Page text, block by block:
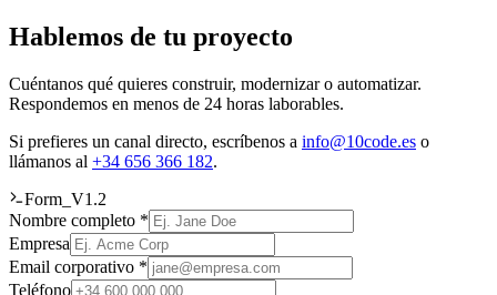
Hablemos de tu proyecto
Cuéntanos qué quieres construir, modernizar o automatizar.
Respondemos en menos de 24 horas laborables.
Si prefieres un canal directo, escríbenos a info@10code.es o
llámanos al +34 656 366 182.
Form_V1.2
Nombre completo *
Empresa
Email corporativo *
Teléfono